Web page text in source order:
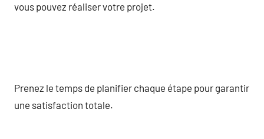
vous pouvez réaliser votre projet.
Prenez le temps de planifier chaque étape pour garantir
une satisfaction totale.